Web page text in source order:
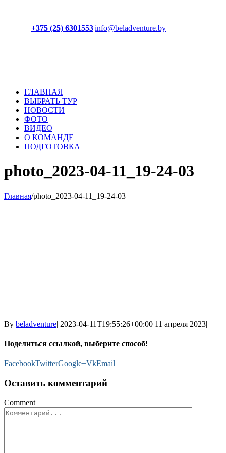
+375 (25) 6301553|info@beladventure.by
ГЛАВНАЯ
ВЫБРАТЬ ТУР
НОВОСТИ
ФОТО
ВИДЕО
О КОМАНДЕ
ПОДГОТОВКА
photo_2023-04-11_19-24-03
Главная/photo_2023-04-11_19-24-03
By beladventure| 2023-04-11T19:55:26+00:00 11 апреля 2023|
Поделиться ссылкой, выберите способ!
FacebookTwitterGoogle+VkEmail
Оставить комментарий
Comment